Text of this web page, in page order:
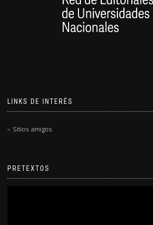
LINKS DE INTERÉS
Sitios amigos
PRETEXTOS